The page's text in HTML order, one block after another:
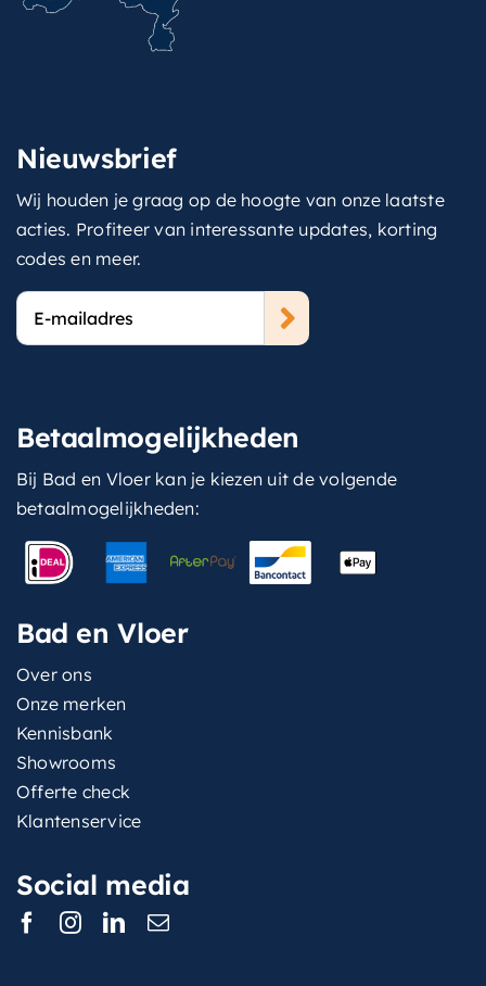
Nieuwsbrief
Wij houden je graag op de hoogte van onze laatste
acties. Profiteer van interessante updates, korting
codes en meer.
E-
mailadres
Betaalmogelijkheden
Bij Bad en Vloer kan je kiezen uit de volgende
betaalmogelijkheden:
Bad en Vloer
Over ons
Onze merken
Kennisbank
Showrooms
Offerte check
Klantenservice
Social media